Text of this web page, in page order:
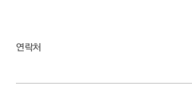
연락처